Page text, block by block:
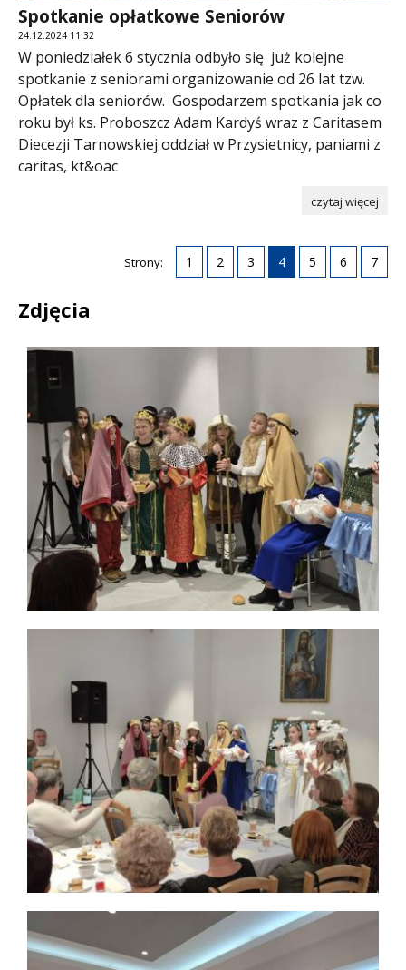
Spotkanie opłatkowe Seniorów
24.12.2024 11:32
W poniedziałek 6 stycznia odbyło się już kolejne
spotkanie z seniorami organizowanie od 26 lat tzw.
Opłatek dla seniorów. Gospodarzem spotkania jak co
roku był ks. Proboszcz Adam Kardyś wraz z Caritasem
Diecezji Tarnowskiej oddział w Przysietnicy, paniami z
caritas, kt&oac
czytaj więcej
Strony: 1 2 3 4 5 6 7
Zdjęcia